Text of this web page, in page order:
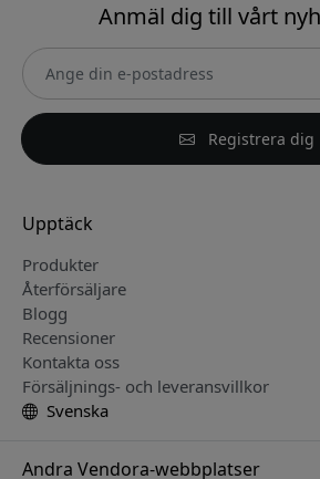
Anmäl dig till vårt
Registrera dig
Upptäck
Produkter
Återförsäljare
Blogg
Recensioner
Kontakta oss
Försäljnings- och leveransvillkor
Svenska
Andra Vendora-webbplatser